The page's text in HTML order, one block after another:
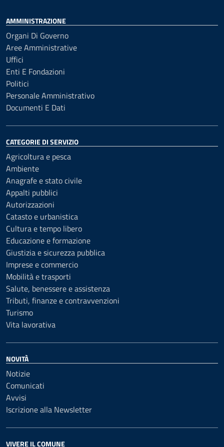
AMMINISTRAZIONE
Organi Di Governo
Aree Amministrative
Uffici
Enti E Fondazioni
Politici
Personale Amministrativo
Documenti E Dati
CATEGORIE DI SERVIZIO
Agricoltura e pesca
Ambiente
Anagrafe e stato civile
Appalti pubblici
Autorizzazioni
Catasto e urbanistica
Cultura e tempo libero
Educazione e formazione
Giustizia e sicurezza pubblica
Imprese e commercio
Mobilità e trasporti
Salute, benessere e assistenza
Tributi, finanze e contravvenzioni
Turismo
Vita lavorativa
NOVITÀ
Notizie
Comunicati
Avvisi
Iscrizione alla Newsletter
VIVERE IL COMUNE